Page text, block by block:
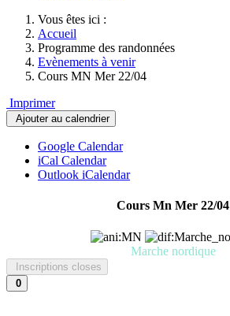
Vous êtes ici :
Accueil
Programme des randonnées
Evènements à venir
Cours MN Mer 22/04
Imprimer
Ajouter au calendrier
Google Calendar
iCal Calendar
Outlook iCalendar
Cours Mn Mer 22/04
Marche nordique
Inscriptions closes
0